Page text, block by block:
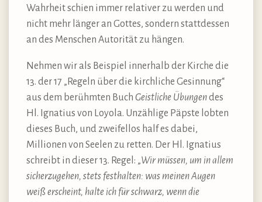
Wahrheit schien immer relativer zu werden und
nicht mehr länger an Gottes, sondern stattdessen
an des Menschen Autorität zu hängen.
Nehmen wir als Beispiel innerhalb der Kirche die
13. der 17 „Regeln über die kirchliche Gesinnung“
aus dem berühmten Buch Geistliche Übungendes
Hl. Ignatius von Loyola. Unzählige Päpste lobten
dieses Buch, und zweifellos half es dabei,
Millionen von Seelen zu retten. Der Hl. Ignatius
schreibt in dieser 13. Regel: „Wir müssen, um in allem
sicherzugehen, stets festhalten: was meinen Augen
weiß erscheint, halte ich für schwarz, wenn die